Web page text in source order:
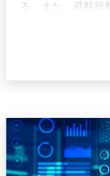
る。また，避航操
をプログラミング
装したので，そ